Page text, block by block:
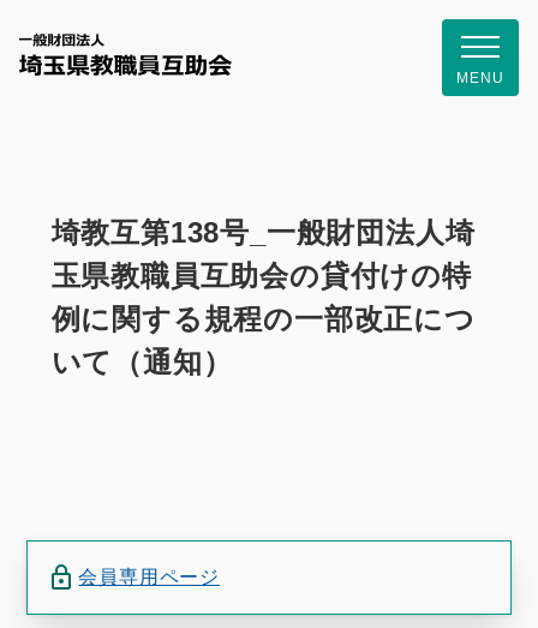
一般財団
MENU
埼教互第138号_一般財団法人埼
玉県教職員互助会の貸付けの特
例に関する規程の一部改正につ
いて（通知）
会員専用ページ